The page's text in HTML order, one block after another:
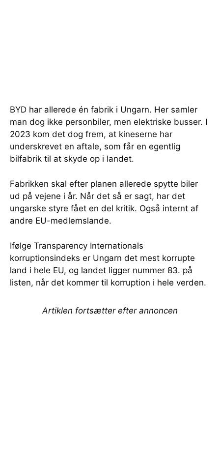
BYD har allerede én fabrik i Ungarn. Her samler
man dog ikke personbiler, men elektriske busser. I
2023 kom det dog frem, at kineserne har
underskrevet en aftale, som får en egentlig
bilfabrik til at skyde op i landet.
Fabrikken skal efter planen allerede spytte biler
ud på vejene i år. Når det så er sagt, har det
ungarske styre fået en del kritik. Også internt af
andre EU-medlemslande.
Ifølge Transparency Internationals
korruptionsindeks er Ungarn det mest korrupte
land i hele EU, og landet ligger nummer 83. på
listen, når det kommer til korruption i hele verden.
Artiklen fortsætter efter annoncen